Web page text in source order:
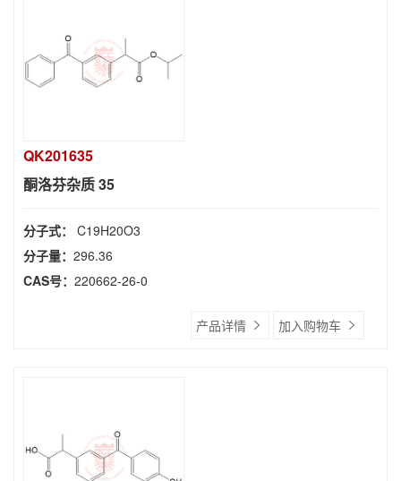
QK201635
酮洛芬杂质 35
分子式： C19H20O3
分子量： 296.36
CAS号： 220662-26-0
产品详情 加入购物车